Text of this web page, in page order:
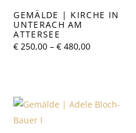
GEMÄLDE | KIRCHE IN
UNTERACH AM
ATTERSEE
€ 250,00 –€ 480,00